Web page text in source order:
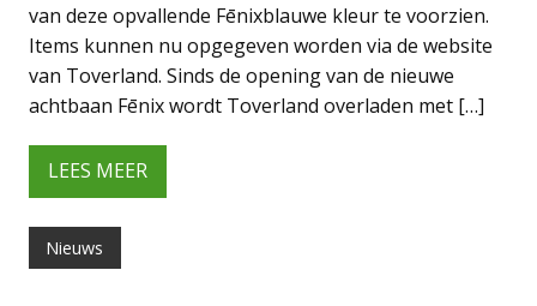
van deze opvallende Fēnixblauwe kleur te voorzien.
Items kunnen nu opgegeven worden via de website
van Toverland. Sinds de opening van de nieuwe
achtbaan Fēnix wordt Toverland overladen met […]
LEES MEER
Nieuws